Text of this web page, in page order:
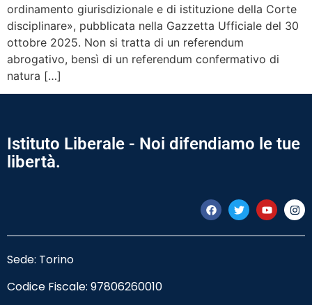
ordinamento giurisdizionale e di istituzione della Corte
disciplinare», pubblicata nella Gazzetta Ufficiale del 30
ottobre 2025. Non si tratta di un referendum
abrogativo, bensì di un referendum confermativo di
natura […]
Istituto Liberale - Noi difendiamo le tue
libertà.
Sede: Torino
Codice Fiscale: 97806260010